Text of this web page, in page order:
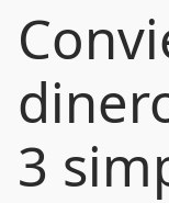
3